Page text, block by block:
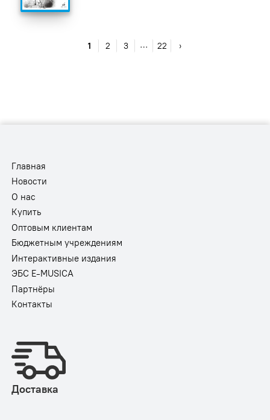
1 2 3 … 22 ›
Главная
Новости
О нас
Купить
Оптовым клиентам
Бюджетным учреждениям
Интерактивные издания
ЭБС E-MUSICA
Партнёры
Контакты
Доставка